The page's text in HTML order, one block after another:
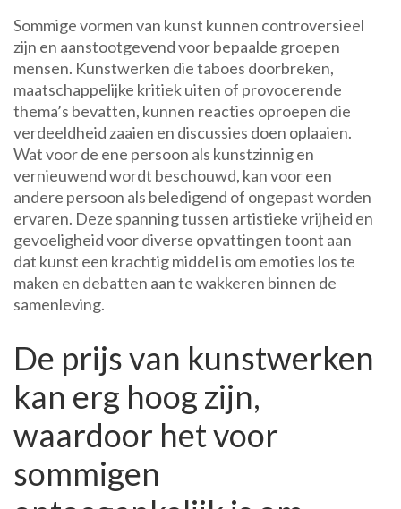
Sommige vormen van kunst kunnen controversieel
zijn en aanstootgevend voor bepaalde groepen
mensen. Kunstwerken die taboes doorbreken,
maatschappelijke kritiek uiten of provocerende
thema’s bevatten, kunnen reacties oproepen die
verdeeldheid zaaien en discussies doen oplaaien.
Wat voor de ene persoon als kunstzinnig en
vernieuwend wordt beschouwd, kan voor een
andere persoon als beledigend of ongepast worden
ervaren. Deze spanning tussen artistieke vrijheid en
gevoeligheid voor diverse opvattingen toont aan
dat kunst een krachtig middel is om emoties los te
maken en debatten aan te wakkeren binnen de
samenleving.
De prijs van kunstwerken
kan erg hoog zijn,
waardoor het voor
sommigen